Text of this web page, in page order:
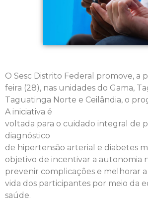
O Sesc Distrito Federal promove, a
feira (28), nas unidades do Gama,
Taguatinga Norte e Ceilândia, o
A iniciativa é
voltada para o cuidado integral de
diagnóstico
de hipertensão arterial e diabetes
objetivo de incentivar a autonomia
prevenir complicações e melhorar
vida dos participantes por meio da
saúde.